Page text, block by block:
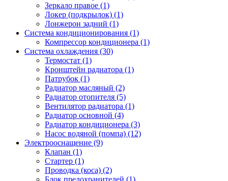
Зеркало правое (1)
Локер (подкрылок) (1)
Лонжерон задний (1)
Система кондиционирования (1)
Компрессор кондиционера (1)
Система охлаждения (30)
Термостат (1)
Кронштейн радиатора (1)
Патрубок (1)
Радиатор масляный (2)
Радиатор отопителя (5)
Вентилятор радиатора (1)
Радиатор основной (4)
Радиатор кондиционера (3)
Насос водяной (помпа) (12)
Электрооснащение (9)
Клапан (1)
Стартер (1)
Проводка (коса) (2)
Блок предохранителей (1)